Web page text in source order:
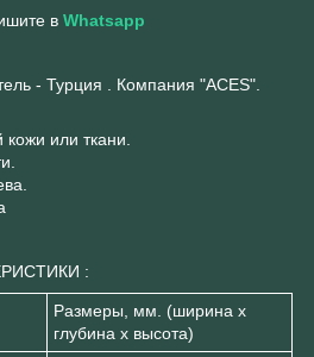
в Whatsapp
- Турция . Компания "ACES".
кожи или ткани.
:
Размеры, мм. (ширина х
глубина х высота)